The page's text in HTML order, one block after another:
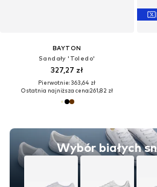
BAYTON
Sandały 'Toledo'
327,27 zł
Pierwotnie: 363,64 zł
Ostatnia najniższa cena:261,82 zł
Wybór białych